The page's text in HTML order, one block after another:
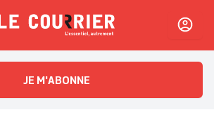
L'essentiel, autrement
JE M'ABONNE